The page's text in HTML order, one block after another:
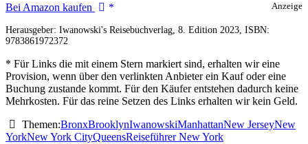
Anzeige
New
-
Reiseführer
Iwanowski
Bei Amazon kaufen
Herausgeber: Iwanowski's Reisebuchverlag, 8. Edition 2023, ISBN:
9783861972372
* Für Links die mit einem Stern markiert sind, erhalten wir eine
Provision, wenn über den verlinkten Anbieter ein Kauf oder eine
Buchung zustande kommt. Für den Käufer entstehen dadurch keine
Mehrkosten. Für das reine Setzen des Links erhalten wir kein Geld.
Themen:BronxBrooklynIwanowskiManhattanNew JerseyNew
YorkNew York CityQueensReiseführer New York